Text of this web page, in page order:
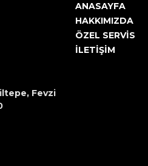
Fevzi
ANASAYFA
HAKKIMIZDA
ÖZEL SERVİS
İLETİŞİM